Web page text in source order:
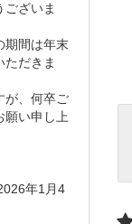
ございま
期間は年末
ただきま
が、何卒ご
願い申し上
年1月4